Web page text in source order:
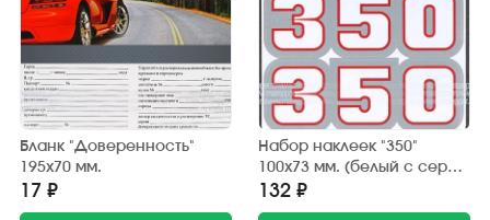
Бланк "Доверенность"
195х70 мм.
17 ₽
Набор наклеек "350"
100х73 мм. (белый с серой
окантовкой) 2 шт.
132 ₽